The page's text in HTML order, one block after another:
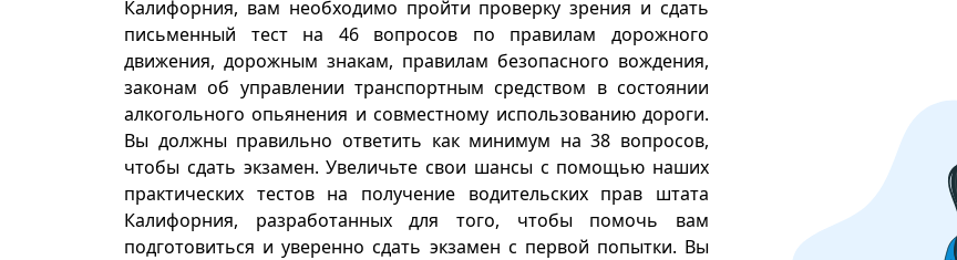
Калифорния, вам необходимо пройти проверку зрения и сдать
письменный тест на 46 вопросов по правилам дорожного
движения, дорожным знакам, правилам безопасного вождения,
законам об управлении транспортным средством в состоянии
алкогольного опьянения и совместному использованию дороги.
Вы должны правильно ответить как минимум на 38 вопросов,
чтобы сдать экзамен. Увеличьте свои шансы с помощью наших
практических тестов на получение водительских прав штата
Калифорния, разработанных для того, чтобы помочь вам
подготовиться и уверенно сдать экзамен с первой попытки. Вы